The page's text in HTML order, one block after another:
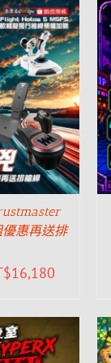
優惠再送排
16,180